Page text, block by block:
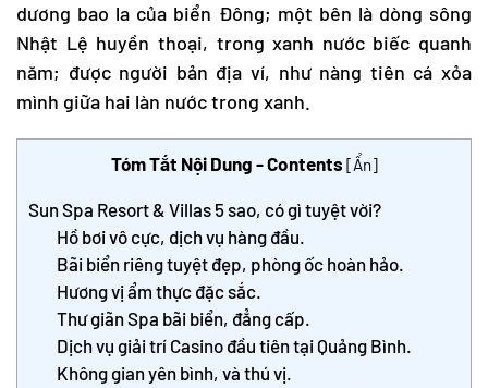
dương bao la của biển Đông; một bên là dòng sông
Nhật Lệ huyền thoại, trong xanh nước biếc quanh
năm; được người bản địa ví, như nàng tiên cá xỏa
mình giữa hai làn nước trong xanh.
Tóm Tắt Nội Dung - Contents [Ẩn]
Sun Spa Resort & Villas 5 sao, có gì tuyệt vời?
Hồ bơi vô cực, dịch vụ hàng đầu.
Bãi biển riêng tuyệt đẹp, phòng ốc hoàn hảo.
Hương vị ẩm thực đặc sắc.
Thư giãn Spa bãi biển, đẳng cấp.
Dịch vụ giải trí Casino đầu tiên tại Quảng Bình.
Không gian yên bình, và thú vị.